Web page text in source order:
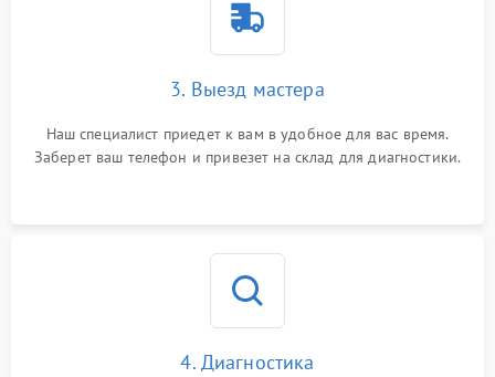
3. Выезд мастера
Наш специалист приедет к вам в удобное для вас время.
Заберет ваш телефон и привезет на склад для диагностики.
4. Диагностика